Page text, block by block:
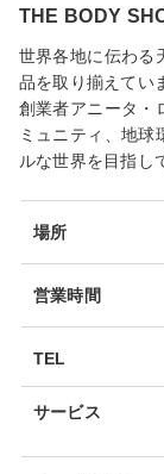
THE BODY
世界各地に伝わる
品を取り揃えてい
創業者アニータ・
ミュニティ、地球
ルな世界を目指し
場所
営業時間
TEL
サービス